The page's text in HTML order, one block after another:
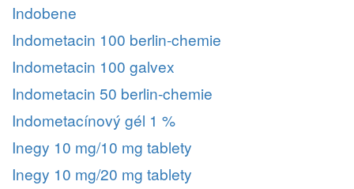
Indobene
Indometacin 100 berlin-chemie
Indometacin 100 galvex
Indometacin 50 berlin-chemie
Indometacínový gél 1 %
Inegy 10 mg/10 mg tablety
Inegy 10 mg/20 mg tablety